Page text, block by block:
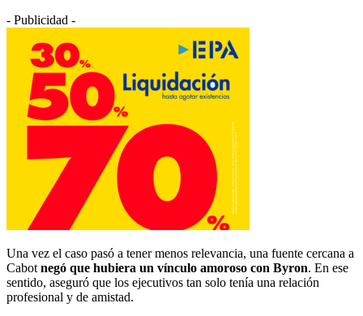
- Publicidad -
Una vez el caso pasó a tener menos relevancia, una fuente cercana a
Cabot negó que hubiera un vínculo amoroso con Byron. En ese
sentido, aseguró que los ejecutivos tan solo tenía una relación
profesional y de amistad.